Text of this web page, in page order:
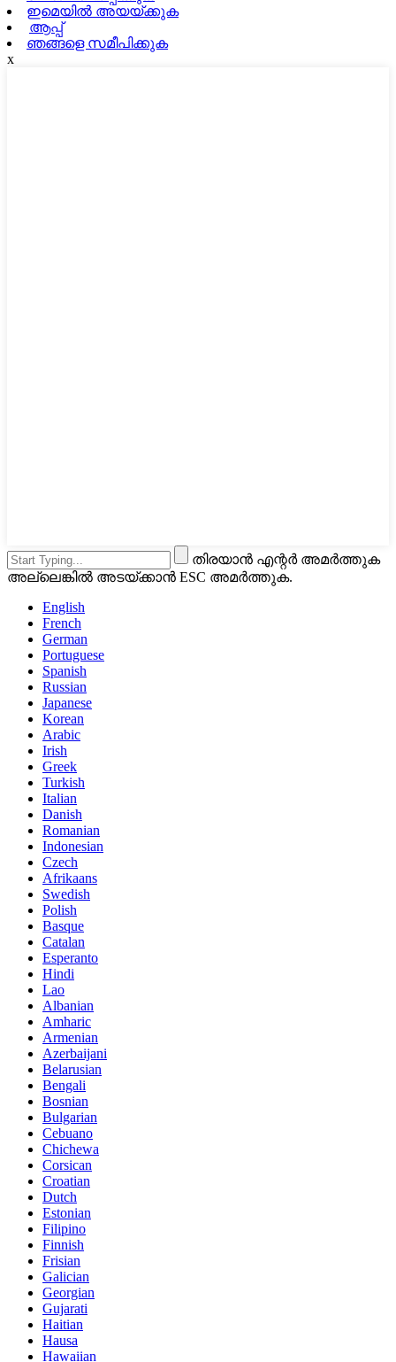
ഇമെയിൽ അയയ്ക്കുക
ആപ്പ്
ഞങ്ങളെ സമീപിക്കുക
x
തിരയാൻ എന്റർ അമർത്തുക
അല്ലെങ്കിൽ അടയ്ക്കാൻ ESC അമർത്തുക.
English
French
German
Portuguese
Spanish
Russian
Japanese
Korean
Arabic
Irish
Greek
Turkish
Italian
Danish
Romanian
Indonesian
Czech
Afrikaans
Swedish
Polish
Basque
Catalan
Esperanto
Hindi
Lao
Albanian
Amharic
Armenian
Azerbaijani
Belarusian
Bengali
Bosnian
Bulgarian
Cebuano
Chichewa
Corsican
Croatian
Dutch
Estonian
Filipino
Finnish
Frisian
Galician
Georgian
Gujarati
Haitian
Hausa
Hawaiian